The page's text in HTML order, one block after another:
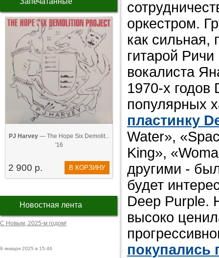
PJ Harvey— The Hope Six Demolit...
'16
2 900 р. В КОРЗИНУ
Новостная лента
С Новым, 2025-м годом!
9 января 2025 в 15:46
оркестром.
как сильная,
гитарой
вокалиста
1970-х
популярных
пластинку
Water»,
King»,
другими -
будет
Deep Purple.
высоко
покупались